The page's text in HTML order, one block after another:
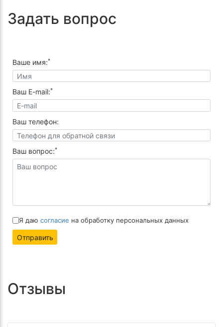
Задать вопрос
Ваше имя:*
Ваш E-mail:*
Ваш телефон:
Ваш вопрос:*
Я даю согласие на обработку персональных данных
Отправить
Отзывы